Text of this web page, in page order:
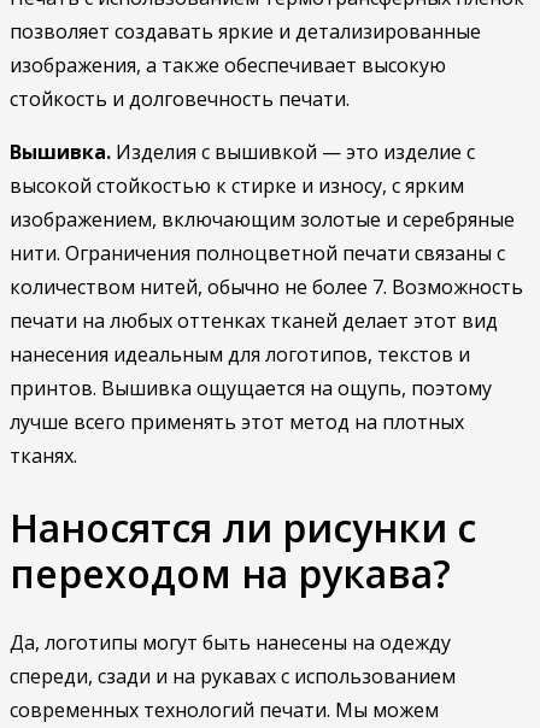
позволяет создавать яркие и детализированные
изображения, а также обеспечивает высокую
стойкость и долговечность печати.
Вышивка. Изделия с вышивкой — это изделие с
высокой стойкостью к стирке и износу, с ярким
изображением, включающим золотые и серебряные
нити. Ограничения полноцветной печати связаны с
количеством нитей, обычно не более 7. Возможность
печати на любых оттенках тканей делает этот вид
нанесения идеальным для логотипов, текстов и
принтов. Вышивка ощущается на ощупь, поэтому
лучше всего применять этот метод на плотных
тканях.
Наносятся ли рисунки с
переходом на рукава?
Да, логотипы могут быть нанесены на одежду
спереди, сзади и на рукавах с использованием
современных технологий печати. Мы можем